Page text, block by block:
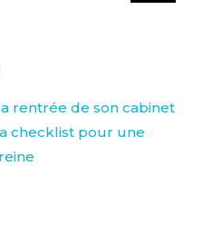
rentrée de son cabinet
checklist pour une